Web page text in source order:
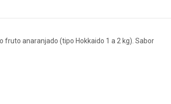
anaranjado (tipo Hokkaido 1 a 2 kg). Sabor